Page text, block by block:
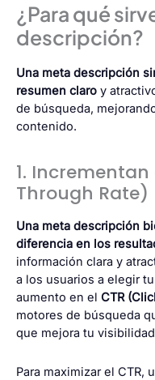
¿Para qué
descripción?
Una meta descripción
resumen claro y
de búsqueda,
contenido.
1. Incrementan
Through Rate)
Una meta descripción
diferencia en los
información clara y
a los usuarios a elegir
aumento en el CTR
motores de búsqueda
que mejora tu
Para maximizar el CTR,